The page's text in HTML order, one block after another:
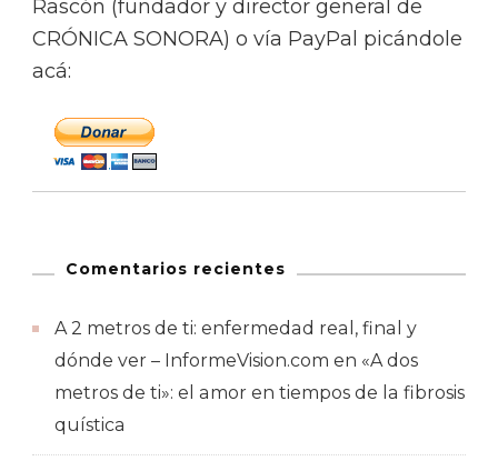
Rascón (fundador y director general de
CRÓNICA SONORA) o vía PayPal picándole
acá:
Comentarios recientes
A 2 metros de ti: enfermedad real, final y
dónde ver – InformeVision.com en «A dos
metros de ti»: el amor en tiempos de la fibrosis
quística